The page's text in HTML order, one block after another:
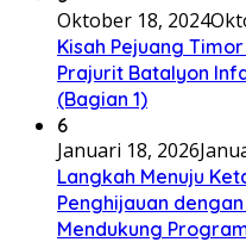
Oktober 18, 2024
Kisah Pejuang
Prajurit Batalyon
(Bagian 1)
6
Januari 18, 2026
Langkah Menuju
Penghijauan
Mendukung